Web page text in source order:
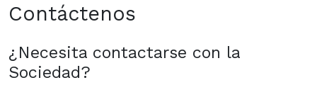
Contáctenos
¿Necesita contactarse con la
Sociedad?